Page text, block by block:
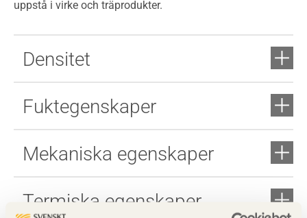
uppstå i virke och träprodukter.
Densitet
Fuktegenskaper
Mekaniska egenskaper
Termiska egenskaper